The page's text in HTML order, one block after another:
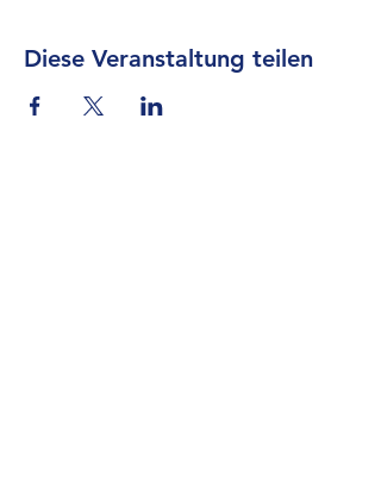
Diese Veranstaltung teilen